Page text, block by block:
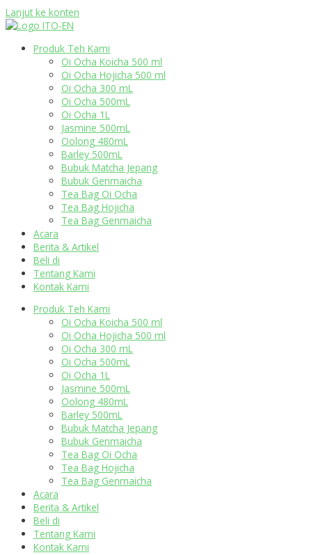
Lanjut ke konten
Produk Teh Kami
Oi Ocha Koicha 500 ml
Oi Ocha Hojicha 500 ml
Oi Ocha 300 mL
Oi Ocha 500mL
Oi Ocha 1L
Jasmine 500mL
Oolong 480mL
Barley 500mL
Bubuk Matcha Jepang
Bubuk Genmaicha
Tea Bag Oi Ocha
Tea Bag Hojicha
Tea Bag Genmaicha
Acara
Berita & Artikel
Beli di
Tentang Kami
Kontak Kami
Produk Teh Kami
Oi Ocha Koicha 500 ml
Oi Ocha Hojicha 500 ml
Oi Ocha 300 mL
Oi Ocha 500mL
Oi Ocha 1L
Jasmine 500mL
Oolong 480mL
Barley 500mL
Bubuk Matcha Jepang
Bubuk Genmaicha
Tea Bag Oi Ocha
Tea Bag Hojicha
Tea Bag Genmaicha
Acara
Berita & Artikel
Beli di
Tentang Kami
Kontak Kami